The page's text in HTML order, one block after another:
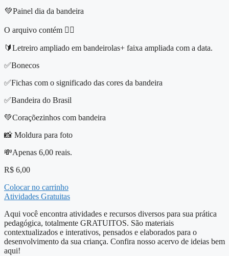
💚Painel dia da bandeira
O arquivo contém 👇🏻
🔰Letreiro ampliado em bandeirolas+ faixa ampliada com a data.
✅Bonecos
✅Fichas com o significado das cores da bandeira
✅Bandeira do Brasil
💚Coraçõezinhos com bandeira
📸 Moldura para foto
💸Apenas 6,00 reais.
R$ 6,00
Colocar no carrinho
Atividades Gratuitas
Aqui você encontra atividades e recursos diversos para sua prática
pedagógica, totalmente GRATUITOS. São materiais
contextualizados e interativos, pensados e elaborados para o
desenvolvimento da sua criança. Confira nosso acervo de ideias bem
aqui!